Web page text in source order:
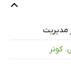
53 دقیقهمدیریت
کوتر